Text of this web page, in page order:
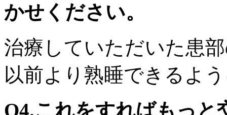
かせください。
治療していただいた患
以前より熟睡できるよ
Q4.これをすればもっと